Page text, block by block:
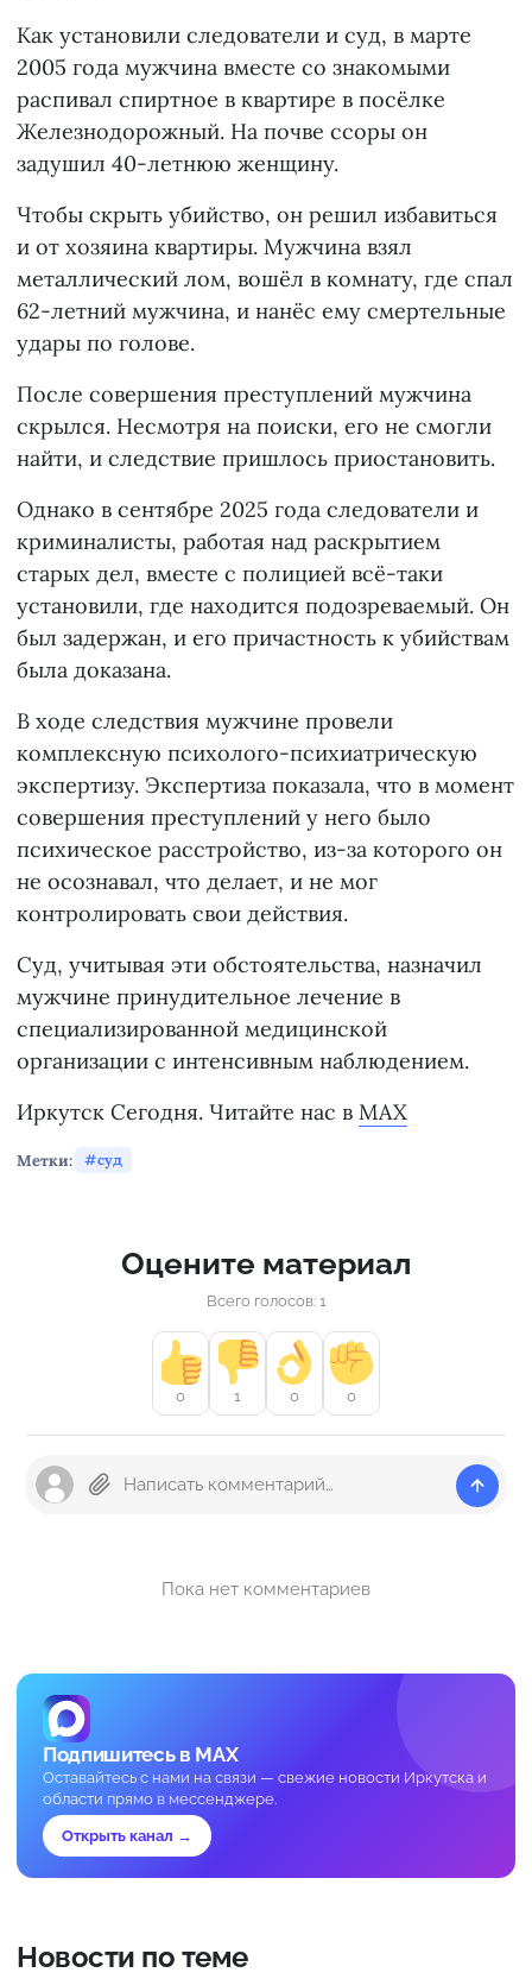
Как установили следователи и суд, в марте
2005 года мужчина вместе со знакомыми
распивал спиртное в квартире в посёлке
Железнодорожный. На почве ссоры он
задушил 40-летнюю женщину.
Чтобы скрыть убийство, он решил избавиться
и от хозяина квартиры. Мужчина взял
металлический лом, вошёл в комнату, где спал
62-летний мужчина, и нанёс ему смертельные
удары по голове.
После совершения преступлений мужчина
скрылся. Несмотря на поиски, его не смогли
найти, и следствие пришлось приостановить.
Однако в сентябре 2025 года следователи и
криминалисты, работая над раскрытием
старых дел, вместе с полицией всё-таки
установили, где находится подозреваемый. Он
был задержан, и его причастность к убийствам
была доказана.
В ходе следствия мужчине провели
комплексную психолого-психиатрическую
экспертизу. Экспертиза показала, что в момент
совершения преступлений у него было
психическое расстройство, из-за которого он
не осознавал, что делает, и не мог
контролировать свои действия.
Суд, учитывая эти обстоятельства, назначил
мужчине принудительное лечение в
специализированной медицинской
организации с интенсивным наблюдением.
Иркутск Сегодня. Читайте нас в MAX
Метки: суд
Оцените материал
Всего голосов: 1
0 1 0 0
Пока нет комментариев
Подпишитесь в MAX
Оставайтесь с нами на связи — свежие новости Иркутска и
области прямо в мессенджере.
Открыть канал →
Новости по теме